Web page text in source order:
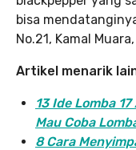
bisa
No.21, Kamal
Artikel menarik
13 Ide Lomba
Mau Coba
8 Cara